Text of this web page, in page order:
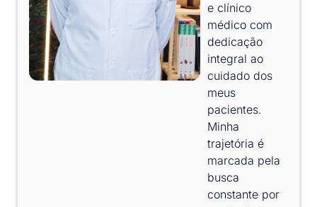
e clínico
médico com
dedicação
integral ao
cuidado dos
meus
pacientes.
Minha
trajetória é
marcada pela
busca
constante por